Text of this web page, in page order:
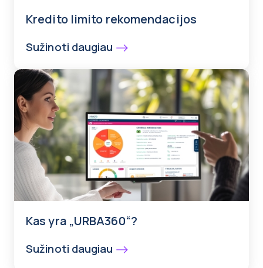
Kredito limito rekomendacijos
Sužinoti daugiau
Kas yra „URBA360“?
Sužinoti daugiau